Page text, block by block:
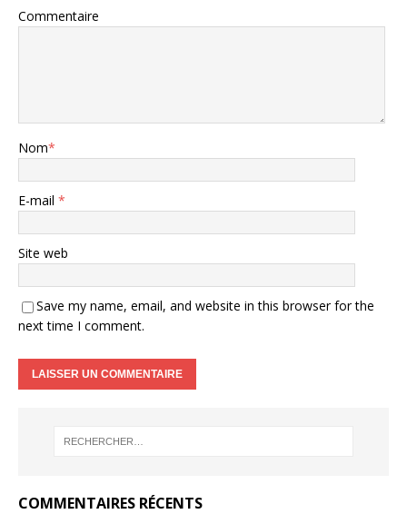
Commentaire
Nom*
E-mail *
Site web
Save my name, email, and website in this browser for the
next time I comment.
COMMENTAIRES RÉCENTS